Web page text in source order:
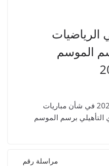
الرياضيات
الموسم
ذكرة 078-20 بتاريخ 11 نونبر 2020 في شأن مباريات
التأهيلي برسم الموسم
مراسلة رقم